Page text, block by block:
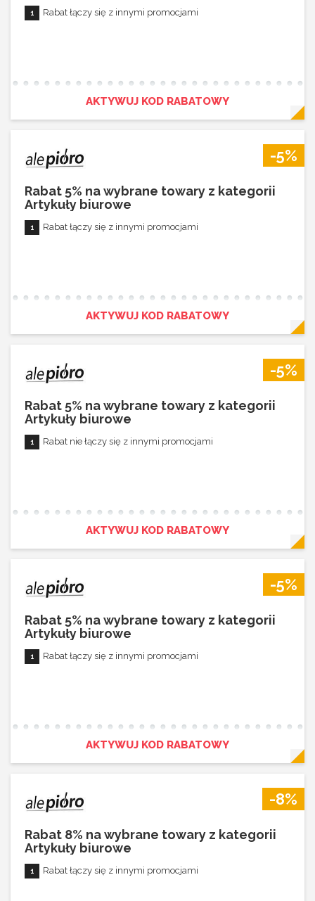
Rabat łączy się z innymi promocjami
AKTYWUJ KOD RABATOWY
-5%
Rabat 5% na wybrane towary z kategorii
Artykuły biurowe
Rabat łączy się z innymi promocjami
AKTYWUJ KOD RABATOWY
-5%
Rabat 5% na wybrane towary z kategorii
Artykuły biurowe
Rabat nie łączy się z innymi promocjami
AKTYWUJ KOD RABATOWY
-5%
Rabat 5% na wybrane towary z kategorii
Artykuły biurowe
Rabat łączy się z innymi promocjami
AKTYWUJ KOD RABATOWY
-8%
Rabat 8% na wybrane towary z kategorii
Artykuły biurowe
Rabat łączy się z innymi promocjami